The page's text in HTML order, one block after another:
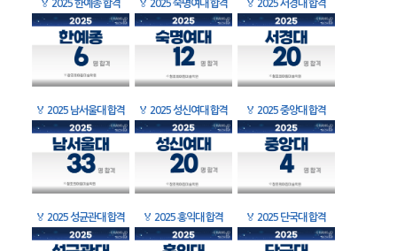
🏅 2025 한예종 합격 🏅 2025 숙명여대 합격 🏅 2025 서경대 합격
🏅 2025 남서울대 합격 🏅 2025 성신여대 합격 🏅 2025 중앙대 합격
🏅 2025 성균관대 합격 🏅 2025 홍익대 합격 🏅 2025 단국대 합격